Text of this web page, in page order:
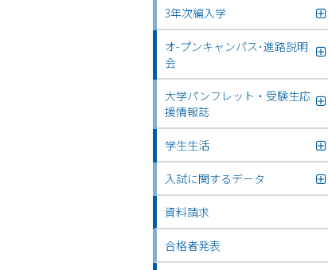
3年次編入学
オ-プンキャンパス･進路説明
会
大学パンフレット・受験生応
援情報誌
学生生活
入試に関するデータ
資料請求
合格者発表